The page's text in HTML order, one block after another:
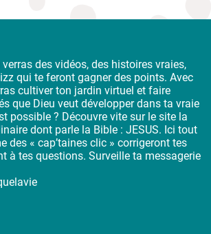
des vidéos, des histoires vraies,
qui te feront gagner des points. Avec
cultiver ton jardin virtuel et faire
que Dieu veut développer dans ta vraie
possible ? Découvre vite sur le site la
dont parle la Bible : JESUS. Ici tout
des « cap’taines clic » corrigeront tes
à tes questions. Surveille ta messagerie